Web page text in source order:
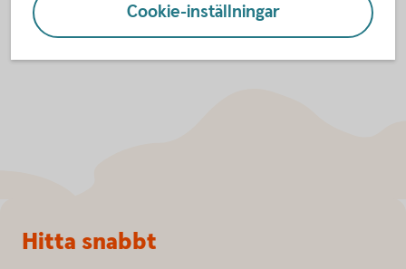
Cookie-inställningar
Sidfot
Hitta snabbt